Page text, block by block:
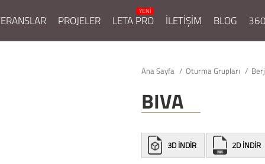
PROJELER LETA PRO İLETİŞİM BLOG
Ana Sayfa Oturma Grupları
BIVA
3D İNDİR 2D İNDİR